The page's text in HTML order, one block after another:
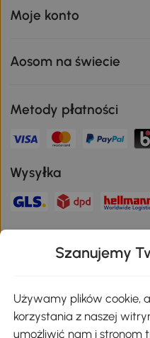
Moje konto
Aosom na świecie
Metody płatności
Wysyłka
Pobierz aplikację
Szanujemy
Używamy plików cookie,
korzystania z naszej
umożliwić nam i stronom